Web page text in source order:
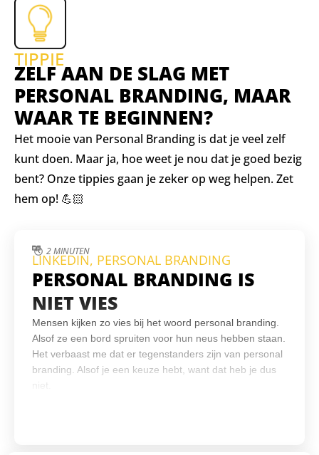
TIPPIE
ZELF AAN DE SLAG MET
PERSONAL BRANDING, MAAR
WAAR TE BEGINNEN?
Het mooie van Personal Branding is dat je veel zelf
kunt doen. Maar ja, hoe weet je nou dat je goed bezig
bent? Onze tippies gaan je zeker op weg helpen. Zet
hem op! 💪🏻
2 MINUTEN
LINKEDIN, PERSONAL BRANDING
PERSONAL BRANDING IS
NIET VIES
Mensen kijken zo vies bij het woord personal branding.
Alsof ze een bord spruiten voor hun neus hebben staan.
Het verbaast me dat er tegenstanders zijn van personal
branding. Alsof je een keuze hebt, want dat heb je dus
niet.